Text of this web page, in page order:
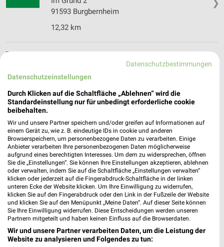
❯
91593 Burgbernheim
12,32 km
91465 Ergersheim
15,11 km
BayWa AG Energie Tankstelle Uffenheim
Südring 1
97215 Uffenheim
18,25 km
Datenschutzbestimmungen
Datenschutzeinstellungen
Durch Klicken auf die Schaltfläche „Ablehnen“ wird die
Standardeinstellung nur für unbedingt erforderliche cookie
beibehalten.
Wir und unsere Partner speichern und/oder greifen auf Informationen auf
einem Gerät zu, wie z. B. eindeutige IDs in cookie und anderen
Browserspeichern, um personenbezogene Daten zu verarbeiten. Einige
Anbieter verarbeiten Ihre personenbezogenen Daten möglicherweise
aufgrund eines berechtigten Interesses. Um dem zu widersprechen, öffnen
Sie die „Einstellungen“. Sie können Ihre Einstellungen akzeptieren, ablehnen
oder verwalten, indem Sie auf die Schaltfläche „Einstellungen verwalten“
klicken oder jederzeit auf die Fingerabdruck-Schaltfläche in der linken
unteren Ecke der Website klicken. Um Ihre Einwilligung zu widerrufen,
klicken Sie auf den Fingerabdruck oder den Link in der Fußzeile der Website
und klicken Sie auf den Menüpunkt „Meine Daten“. Auf dieser Seite können
Sie Ihre Einwilligung widerrufen. Diese Entscheidungen werden unseren
Partnern mitgeteilt und haben keinen Einfluss auf die Browserdaten.
Wir und unsere Partner verarbeiten Daten, um die Leistung der
Website zu analysieren und Folgendes zu tun: